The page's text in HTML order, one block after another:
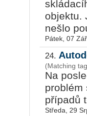
objektu.
nešlo
Pátek, 07
24.
(Matching
Na
problém
případů
Středa, 29